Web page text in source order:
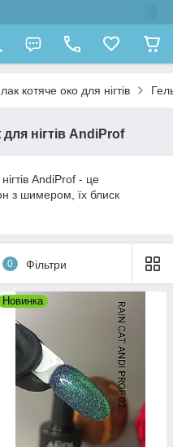
котяче око для нігтів
нігтів AndiProf
AndiProf - це
з шимером, їх блиск
0 Фільтри
Новинка